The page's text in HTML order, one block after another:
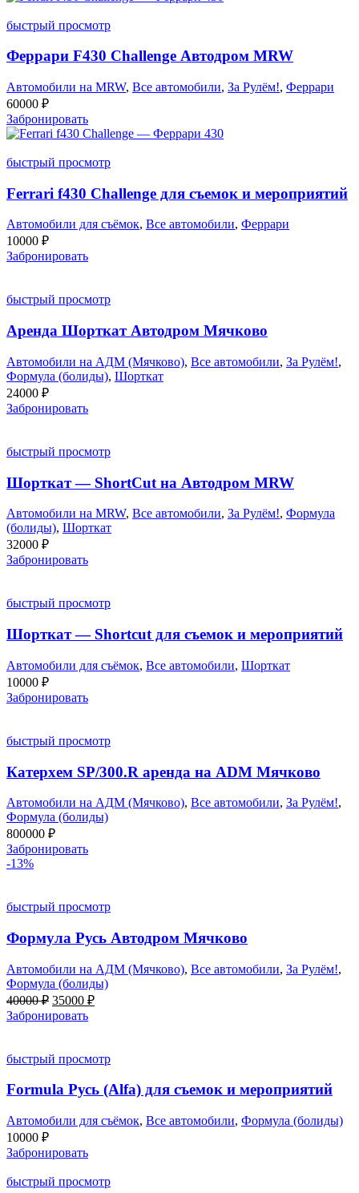
быстрый просмотр
Феррари F430 Challenge Автодром MRW
Автомобили на MRW, Все автомобили, За Рулём!, Феррари
60000 ₽
Забронировать
быстрый просмотр
Ferrari f430 Challenge для съемок и мероприятий
Автомобили для съёмок, Все автомобили, Феррари
10000 ₽
Забронировать
быстрый просмотр
Аренда Шорткат Автодром Мячково
Автомобили на АДМ (Мячково), Все автомобили, За Рулём!,
Формула (болиды), Шорткат
24000 ₽
Забронировать
быстрый просмотр
Шорткат — ShortCut на Автодром MRW
Автомобили на MRW, Все автомобили, За Рулём!, Формула
(болиды), Шорткат
32000 ₽
Забронировать
быстрый просмотр
Шорткат — Shortcut для съемок и мероприятий
Автомобили для съёмок, Все автомобили, Шорткат
10000 ₽
Забронировать
быстрый просмотр
Катерхем SP/300.R аренда на ADM Мячково
Автомобили на АДМ (Мячково), Все автомобили, За Рулём!,
Формула (болиды)
800000 ₽
Забронировать
-13%
быстрый просмотр
Формула Русь Автодром Мячково
Автомобили на АДМ (Мячково), Все автомобили, За Рулём!,
Формула (болиды)
40000₽ Первоначальная
цена
составляла
35000 ₽Текущая
Забронировать
быстрый просмотр
Formula Русь (Alfa) для съемок и мероприятий
Автомобили для съёмок, Все автомобили, Формула (болиды)
10000 ₽
Забронировать
быстрый просмотр